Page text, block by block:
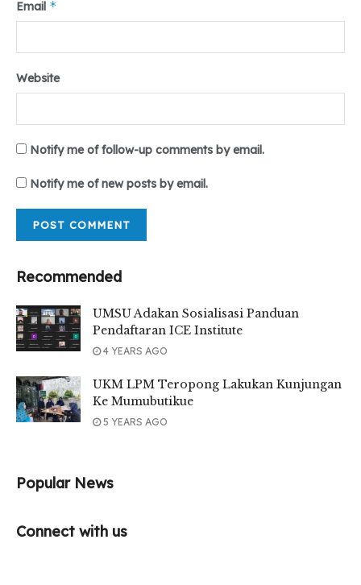
Email *
Website
Notify me of follow-up comments by email.
Notify me of new posts by email.
Recommended
UMSU Adakan Sosialisasi Panduan
Pendaftaran ICE Institute
4 YEARS AGO
UKM LPM Teropong Lakukan Kunjungan
Ke Mumubutikue
5 YEARS AGO
Popular News
Connect with us